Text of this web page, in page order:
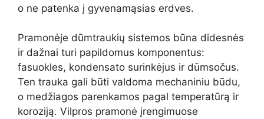
o ne patenka į gyvenamąsias erdves.
Pramonėje dūmtraukių sistemos būna didesnės
ir dažnai turi papildomus komponentus:
fasuokles, kondensato surinkėjus ir dūmsočus.
Ten trauka gali būti valdoma mechaniniu būdu,
o medžiagos parenkamos pagal temperatūrą ir
koroziją. Vilpros pramonė įrengimuose